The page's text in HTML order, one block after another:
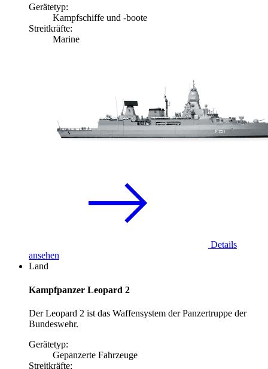
Gerätetyp:
Kampfschiffe und -boote
Streitkräfte:
Marine
Details
ansehen
Land
Kampfpanzer Leopard 2
Der Leopard 2 ist das Waffensystem der Panzertruppe der
Bundeswehr.
Gerätetyp:
Gepanzerte Fahrzeuge
Streitkräfte: